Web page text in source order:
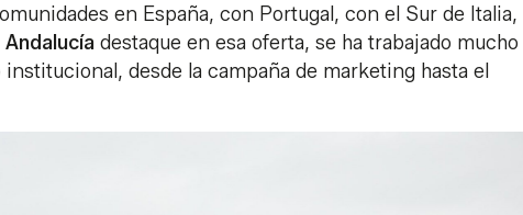
en España, con Portugal, con el Sur de Italia,
Andalucía destaque en esa oferta, se ha trabajado mucho
desde la campaña de marketing hasta el